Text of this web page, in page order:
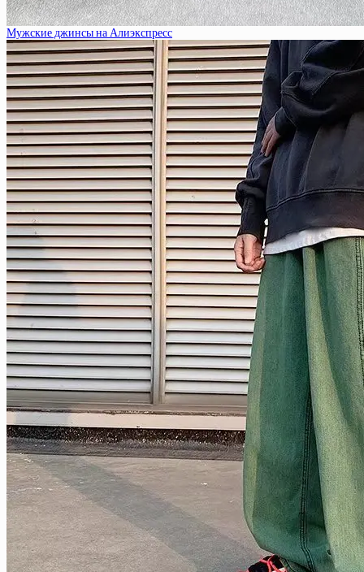
Мужские джинсы на Алиэкспресс